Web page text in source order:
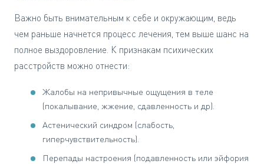
Важно быть внимательным к себе и окружающим, ведь
чем раньше начнется процесс лечения, тем выше шанс на
полное выздоровление. К признакам психических
расстройств можно отнести:
Жалобы на непривычные ощущения в теле
(покалывание, жжение, сдавленность и др).
Астенический синдром (слабость,
гиперчувствительность).
Перепады настроения (подавленность или эйфория